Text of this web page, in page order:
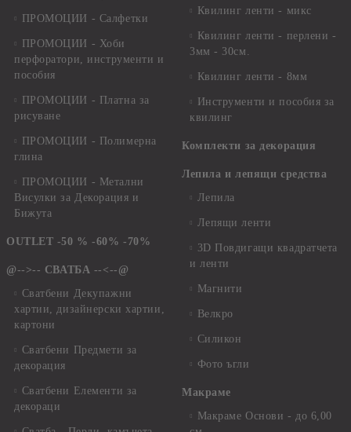
ПРОМОЦИИ - Салфетки
ПРОМОЦИИ - Хоби
перфоратори, инструменти и
пособия
ПРОМОЦИИ - Платна за
рисуване
ПРОМОЦИИ - Полимерна
глина
ПРОМОЦИИ - Метални
Висулки за Декорация и
Бижута
OUTLET -50 % -60% -70%
@-->-- СВАТБА --<--@
Сватбени Декупажни
хартии, дизайнерски хартии,
картони
Сватбени Предмети за
декорация
Сватбени Елементи за
декораци
Квилинг ленти - микс
Квилинг ленти - перлени -
3мм - 30см.
Квилинг ленти - 8мм
Инструменти и пособия за
квилинг
Комплекти за декорация
Лепила и лепящи средства
Лепила
Лепящи ленти
3D Повдигащи квадратчета
и ленти
Магнити
Велкро
Силикон
Фото ъгли
Макраме
Макраме Основи - до 6,00